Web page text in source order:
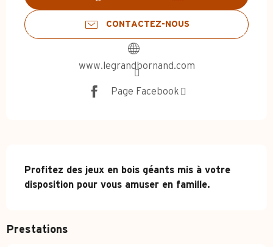
CONTACTEZ-NOUS
www.legrandbornand.com
Page Facebook
Profitez des jeux en bois géants mis à votre
disposition pour vous amuser en famille.
Prestations